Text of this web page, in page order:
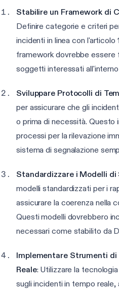
Stabilire un Framework di
Definire categorie e criteri
incidenti in linea con l'articolo
framework dovrebbe
soggetti interessati
Sviluppare Protocolli di
per assicurare che gli
o prima di necessità. Questo
processi per la rilevazione
sistema di segnalazione
Standardizzare i Modelli di
modelli standardizzati per i
assicurare la coerenza nella
Questi modelli dovrebbero
necessari come stabilito da
Implementare Strumenti
Reale: Utilizzare la
sugli incidenti in tempo